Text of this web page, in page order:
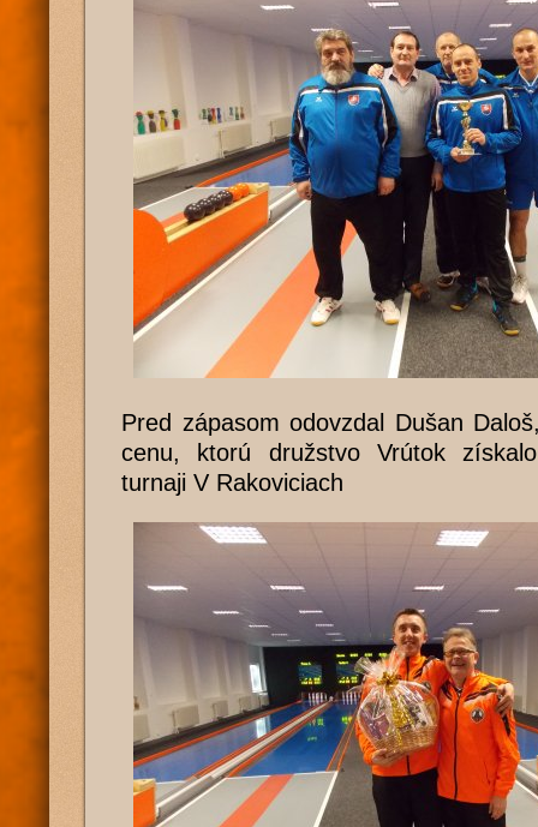
Pred zápasom odovzdal Dušan
cenu, ktorú družstvo Vrútok
turnaji V Rakoviciach